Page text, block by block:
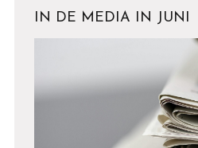
IN DE MEDIA IN JUNI